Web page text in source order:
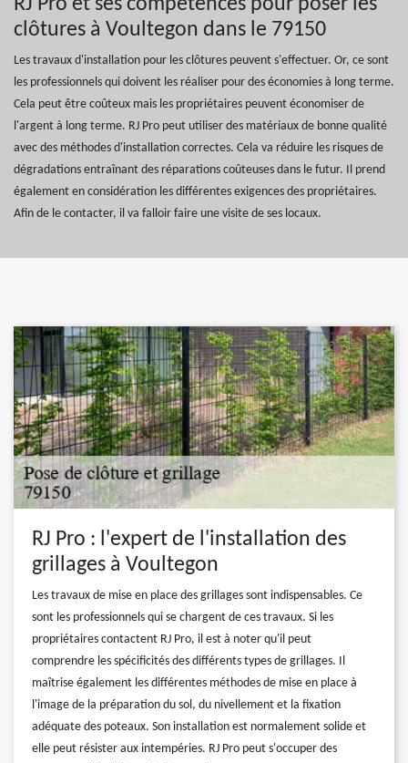
RJ Pro et ses compétences pour poser les
clôtures à Voultegon dans le 79150
Les travaux d'installation pour les clôtures peuvent s'effectuer. Or, ce sont
les professionnels qui doivent les réaliser pour des économies à long terme.
Cela peut être coûteux mais les propriétaires peuvent économiser de
l'argent à long terme. RJ Pro peut utiliser des matériaux de bonne qualité
avec des méthodes d'installation correctes. Cela va réduire les risques de
dégradations entraînant des réparations coûteuses dans le futur. Il prend
également en considération les différentes exigences des propriétaires.
Afin de le contacter, il va falloir faire une visite de ses locaux.
RJ Pro : l'expert de l'installation des
grillages à Voultegon
Les travaux de mise en place des grillages sont indispensables. Ce
sont les professionnels qui se chargent de ces travaux. Si les
propriétaires contactent RJ Pro, il est à noter qu'il peut
comprendre les spécificités des différents types de grillages. Il
maîtrise également les différentes méthodes de mise en place à
l'image de la préparation du sol, du nivellement et la fixation
adéquate des poteaux. Son installation est normalement solide et
elle peut résister aux intempéries. RJ Pro peut s'occuper des